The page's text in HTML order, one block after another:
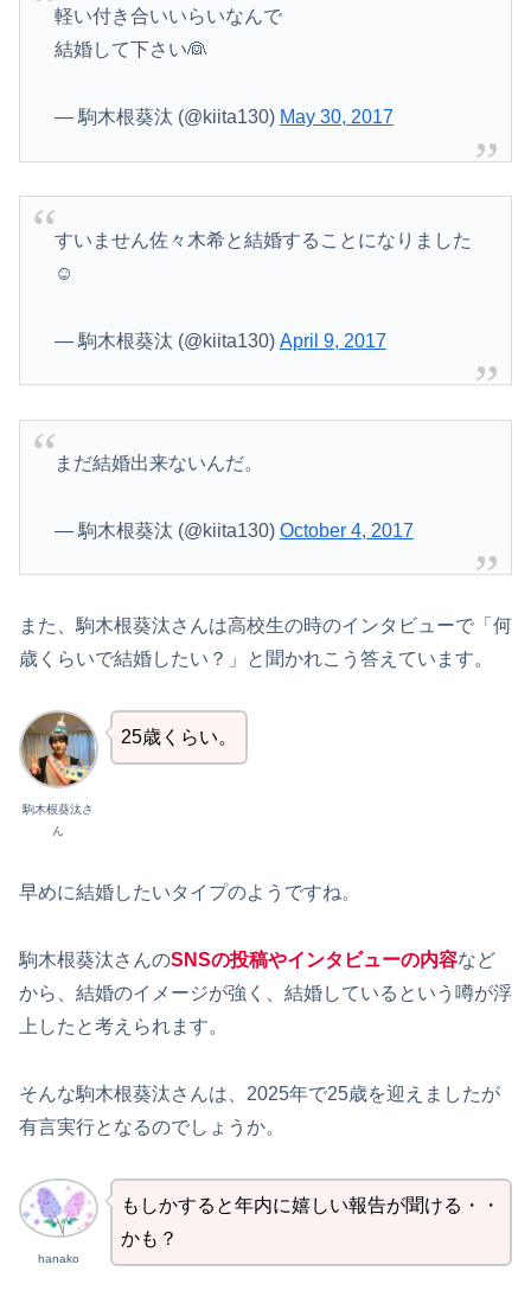
軽い付き合いいらいなんで
結婚して下さい👰
— 駒木根葵汰 (@kiita130) May 30, 2017
すいません佐々木希と結婚することになりました
☺️
— 駒木根葵汰 (@kiita130) April 9, 2017
まだ結婚出来ないんだ。
— 駒木根葵汰 (@kiita130) October 4, 2017
また、駒木根葵汰さんは高校生の時のインタビューで「何
歳くらいで結婚したい？」と聞かれこう答えています。
駒木根葵汰さ
ん
25歳くらい。
早めに結婚したいタイプのようですね。
駒木根葵汰さんのSNSの投稿やインタビューの内容など
から、結婚のイメージが強く、結婚しているという噂が浮
上したと考えられます。
そんな駒木根葵汰さんは、2025年で25歳を迎えましたが
有言実行となるのでしょうか。
hanako
もしかすると年内に嬉しい報告が聞ける・・
かも？